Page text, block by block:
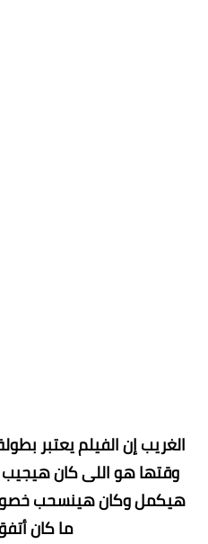
الغريب إن الفيلم يعتبر
وقتها هو اللى كان
هيكمل وكان هينسحب
ما كان